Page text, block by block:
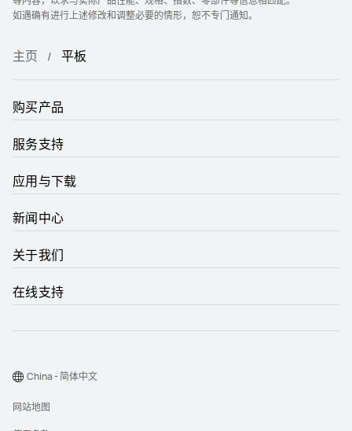
如遇确有进行上述修改和调整必要的情形，恕不专门通知。
主页 平板
购买产品
服务支持
应用与下载
新闻中心
关于我们
在线支持
网站地图
China - 简体中文